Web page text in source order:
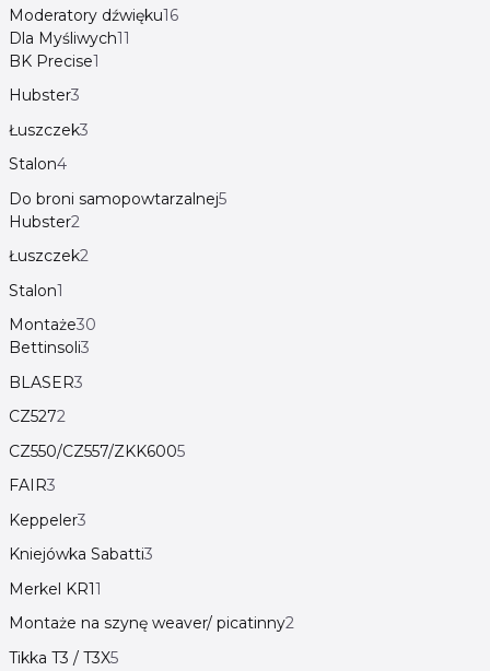
Moderatory dźwięku16
Dla Myśliwych11
BK Precise1
Hubster3
Łuszczek3
Stalon4
Do broni samopowtarzalnej5
Hubster2
Łuszczek2
Stalon1
Montaże30
Bettinsoli3
BLASER3
CZ5272
CZ550/CZ557/ZKK6005
FAIR3
Keppeler3
Kniejówka Sabatti3
Merkel KR11
Montaże na szynę weaver/ picatinny2
Tikka T3 / T3X5